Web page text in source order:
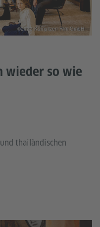
wieder so wie
thailändischen
©2022 Komplizen Film GmbH